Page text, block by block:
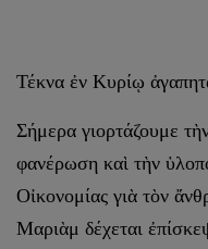
Τέκνα ἐν Κυρίῳ
Σήμερα γιορτάζουμε
φανέρωση καὶ τὴν
Οἰκονομίας γιὰ τὸν
Μαριὰμ δέχεται